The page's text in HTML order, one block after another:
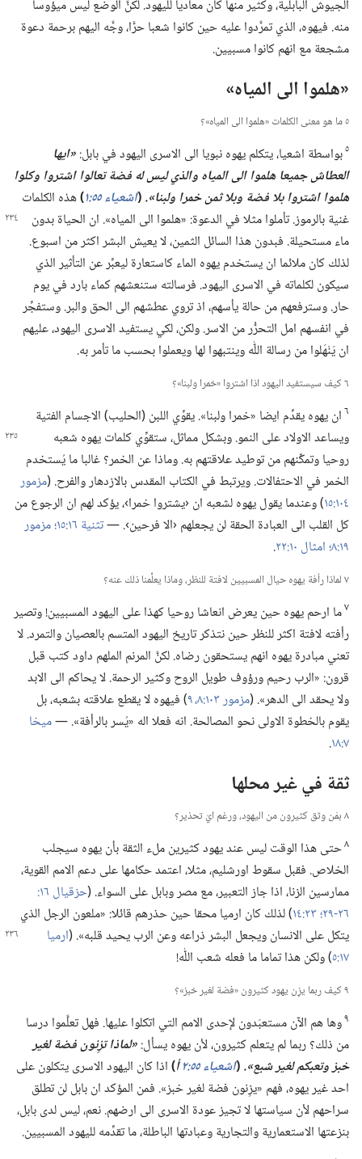
الجيوش البابلية،‏ وكثير منها كان معاديا لليهود.‏ لكنَّ الوضع ليس ميؤوسا
منه.‏ فيهوه،‏ الذي تمرَّدوا عليه حين كانوا شعبا حرًّا،‏ وجَّه اليهم برحمة دعوة
مشجعة مع انهم كانوا مسبيين.‏
‏«هلموا الى المياه»‏
٥ ما هو معنى الكلمات «هلموا الى المياه»؟‏
٥بواسطة اشعيا،‏ يتكلم يهوه نبويا الى الاسرى اليهود في بابل:‏‏«ايها
العطاش جميعا هلموا الى المياهوالذي ليس له فضة تعالوا اشتروا وكلوا
هلموا اشتروا بلا فضة وبلا ثمن خمرا ولبنا».‏(‏اشعياء ٥٥:‏١ ‏)‏هذه الكلمات
غنيةبالرموز.‏ تأملوا مثلا في الدعوة:‏ «هلموا الى المياه».‏ ان الحياة بدون
ماء مستحيلة.‏ فبدون هذا السائل الثمين،‏ لا يعيش البشر اكثر من اسبوع.‏
لذلك كان ملائما ان يستخدم يهوه الماء كاستعارة ليعبِّر عن التأثير الذي
سيكون لكلماته في الاسرى اليهود.‏ فرسالته ستنعشهم كماء بارد في يوم
حار.‏ وسترفعهم من حالة يأسهم،‏ اذ تروي عطشهم الى الحق والبر.‏ وستفجِّر
في انفسهم امل التحرُّر من الاسر.‏ ولكن،‏ لكي يستفيد الاسرى اليهود،‏ عليهم
ان يَنْهَلوا من رسالة اللّٰه وينتبهوا لها ويعملوا بحسب ما تأمر به.‏
٦ كيف سيستفيد اليهود اذا اشتروا «خمرا ولبنا»؟‏
٦ان يهوه يقدِّم ايضا «خمرا ولبنا».‏ يقوِّي اللبن (‏الحليب)‏ الاجسام الفتية
ويساعد الاولاد على النمو.‏ وبشكل مماثل،‏ستقوِّي كلمات يهوه شعبه
روحيا وتمكِّنهم من توطيد علاقتهم به.‏ وماذا عن الخمر؟‏ غالبا ما يُستخدم
الخمر في الاحتفالات.‏ ويرتبط في الكتاب المقدس بالازدهار والفرح.‏ (‏مزمور
١٠٤:‏١٥ ‏)‏ وعندما يقول يهوه لشعبه ان ‹يشتروا خمرا›،‏ يؤكد لهم ان الرجوع من
كل القلب الى العبادة الحقة لن يجعلهم ‹الا فرحين›.‏ —‏تثنية ١٦:‏١٥؛‏
مزمور
١٩:‏٨؛‏
امثال ١٠:‏٢٢ ‏.‏
٧ لماذا رأفة يهوه حيال المسبيين لافتة للنظر،‏ وماذا يعلِّمنا ذلك عنه؟‏
٧ما ارحم يهوه حين يعرض انعاشا روحيا كهذا على اليهود المسبيين!‏ وتصير
رأفته لافتة اكثر للنظر حين نتذكر تاريخ اليهود المتسم بالعصيان والتمرد.‏ لا
تعني مبادرة يهوه انهم يستحقون رضاه.‏ لكنَّ المرنم الملهم داود كتب قبل
قرون:‏ «الرب رحيم ورؤوف طويل الروح وكثير الرحمة.‏ لا يحاكم الى الابد
ولا يحقد الى الدهر».‏ (‏مزمور ١٠٣:‏​٨،‏ ٩
‏)‏ فيهوه لا يقطع علاقته بشعبه،‏ بل
يقوم بالخطوة الاولى نحو المصالحة.‏ انه فعلا اله «يُسر بالرأفة».‏ —‏ميخا
٧:‏١٨ ‏.‏
ثقة في غير محلها
٨ بمَن وثق كثيرون من اليهود،‏ ورغم ايّ تحذير؟‏
٨حتى هذا الوقت ليس عند يهود كثيرين ملء الثقة بأن يهوه سيجلب
الخلاص.‏ فقبل سقوط اورشليم،‏ مثلا،‏ اعتمد حكامها على دعم الامم القوية،‏
ممارسين الزنا،‏ اذا جاز التعبير،‏ مع مصر وبابل على السواء.‏ (‏
٢٦-‏٢٩؛‏
‏)‏ لذلك كان ارميا محقا حين حذرهم قائلا:‏ «ملعون الرجل الذي
يتكل على الانسانويجعل البشر ذراعه وعن الرب يحيد قلبه».‏ (‏ارميا
١٧:‏٥ ‏)‏ ولكن هذا تماما ما فعله شعب اللّٰه!‏
٩ كيف ربما يزِن يهود كثيرون «فضة لغير خبز»؟‏
٩وها هم الآن مستعبَدون لإحدى الامم التي اتكلوا عليها.‏ فهل تعلَّموا درسا
من ذلك؟‏ ربما لم يتعلم كثيرون،‏ لأن يهوه يسأل:‏‏«لماذا تزِنون فضة لغير
خبز وتعبكم لغير شبع».‏(‏اشعياء ٥٥:‏٢ أ‏)‏اذا كان اليهود الاسرى يتكلون على
احد غير يهوه،‏ فهم «يزِنون فضة لغير خبز».‏ فمن المؤكد ان بابل لن تطلق
سراحهم لأن سياستها لا تجيز عودة الاسرى الى ارضهم.‏ نعم،‏ ليس لدى بابل،‏
بنزعتها الاستعمارية والتجارية وعبادتها الباطلة،‏ ما تقدِّمه لليهود المسبيين.‏